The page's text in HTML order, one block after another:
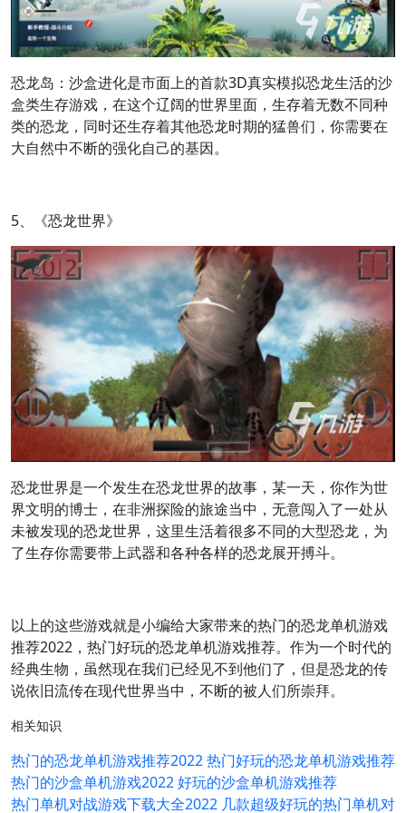
恐龙岛：沙盒进化是市面上的首款3D真实模拟恐龙生活的沙
盒类生存游戏，在这个辽阔的世界里面，生存着无数不同种
类的恐龙，同时还生存着其他恐龙时期的猛兽们，你需要在
大自然中不断的强化自己的基因。
5、《恐龙世界》
恐龙世界是一个发生在恐龙世界的故事，某一天，你作为世
界文明的博士，在非洲探险的旅途当中，无意闯入了一处从
未被发现的恐龙世界，这里生活着很多不同的大型恐龙，为
了生存你需要带上武器和各种各样的恐龙展开搏斗。
以上的这些游戏就是小编给大家带来的热门的恐龙单机游戏
推荐2022，热门好玩的恐龙单机游戏推荐。作为一个时代的
经典生物，虽然现在我们已经见不到他们了，但是恐龙的传
说依旧流传在现代世界当中，不断的被人们所崇拜。
相关知识
热门的恐龙单机游戏推荐2022 热门好玩的恐龙单机游戏推荐
热门的沙盒单机游戏2022 好玩的沙盒单机游戏推荐
热门单机对战游戏下载大全2022 几款超级好玩的热门单机对